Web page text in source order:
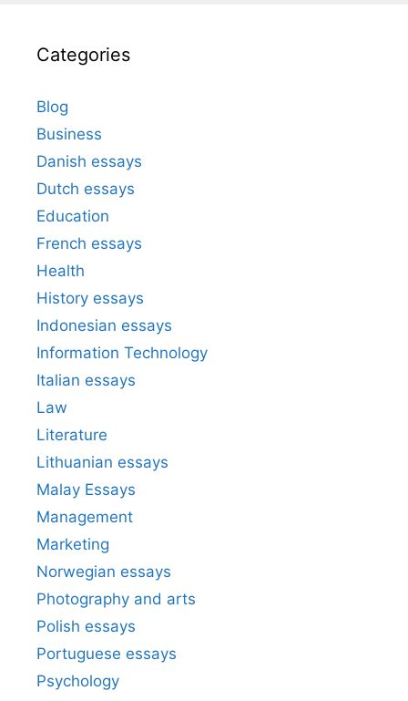
Categories
Blog
Business
Danish essays
Dutch essays
Education
French essays
Health
History essays
Indonesian essays
Information Technology
Italian essays
Law
Literature
Lithuanian essays
Malay Essays
Management
Marketing
Norwegian essays
Photography and arts
Polish essays
Portuguese essays
Psychology